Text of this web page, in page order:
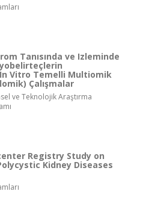
Tanısında ve Izleminde
In Vitro Temelli Multiomik
Çalışmalar
ve Teknolojik Araştırma
Registry Study on
Kidney Diseases